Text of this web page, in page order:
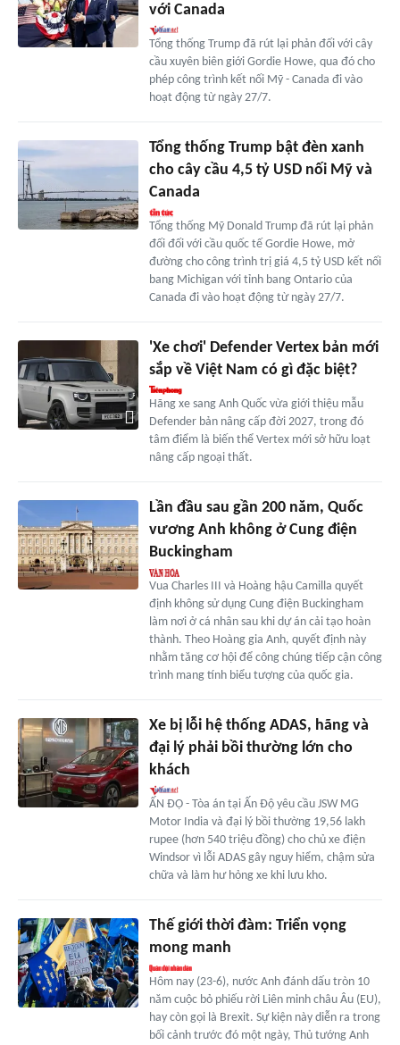
với Canada
Tổng thống Trump đã rút lại phản đối với cây
cầu xuyên biên giới Gordie Howe, qua đó cho
phép công trình kết nối Mỹ - Canada đi vào
hoạt động từ ngày 27/7.
Tổng thống Trump bật đèn xanh
cho cây cầu 4,5 tỷ USD nối Mỹ và
Canada
Tổng thống Mỹ Donald Trump đã rút lại phản
đối đối với cầu quốc tế Gordie Howe, mở
đường cho công trình trị giá 4,5 tỷ USD kết nối
bang Michigan với tỉnh bang Ontario của
Canada đi vào hoạt động từ ngày 27/7.
'Xe chơi' Defender Vertex bản mới
sắp về Việt Nam có gì đặc biệt?
Hãng xe sang Anh Quốc vừa giới thiệu mẫu
Defender bản nâng cấp đời 2027, trong đó
tâm điểm là biến thể Vertex mới sở hữu loạt
nâng cấp ngoại thất.
Lần đầu sau gần 200 năm, Quốc
vương Anh không ở Cung điện
Buckingham
Vua Charles III và Hoàng hậu Camilla quyết
định không sử dụng Cung điện Buckingham
làm nơi ở cá nhân sau khi dự án cải tạo hoàn
thành. Theo Hoàng gia Anh, quyết định này
nhằm tăng cơ hội để công chúng tiếp cận công
trình mang tính biểu tượng của quốc gia.
Xe bị lỗi hệ thống ADAS, hãng và
đại lý phải bồi thường lớn cho
khách
ẤN ĐỘ - Tòa án tại Ấn Độ yêu cầu JSW MG
Motor India và đại lý bồi thường 19,56 lakh
rupee (hơn 540 triệu đồng) cho chủ xe điện
Windsor vì lỗi ADAS gây nguy hiểm, chậm sửa
chữa và làm hư hỏng xe khi lưu kho.
Thế giới thời đàm: Triển vọng
mong manh
Hôm nay (23-6), nước Anh đánh dấu tròn 10
năm cuộc bỏ phiếu rời Liên minh châu Âu (EU),
hay còn gọi là Brexit. Sự kiện này diễn ra trong
bối cảnh trước đó một ngày, Thủ tướng Anh